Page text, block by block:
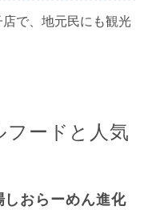
で、地元民にも観光
ードと人気
おらーめん進化